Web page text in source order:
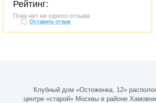
Рейтинг:
Пока нет ни одного отзыва
Оставить отзыв
Клубный дом «Остоженка, 12»
центре «старой» Москвы в районе